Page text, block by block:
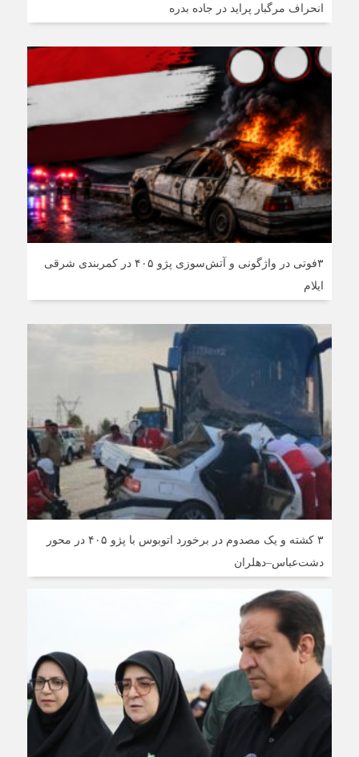
انحراف مرگبار پراید در جاده بدره
۳فوتی در واژگونی و آتش‌سوزی پژو ۴۰۵ در کمربندی شرقی
ایلام
۳ کشته و یک مصدوم در برخورد اتوبوس با پژو ۴۰۵ در محور
دشت‌عباس–دهلران